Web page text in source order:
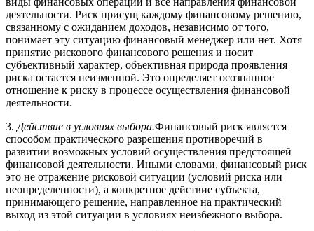
деятельности. Риск присущ каждому финансовому решению,
связанному с ожиданием доходов, независимо от того,
понимает эту ситуацию финансовый менеджер или нет. Хотя
принятие рискового финансового решения и носит
субъективный характер, объективная природа проявления
риска остается неизменной. Это определяет осознанное
отношение к риску в процессе осуществления финансовой
деятельности.
3. Действие в условиях выбора.Финансовый риск является
способом практического разрешения противоречий в
развитии возможных условий осуществления предстоящей
финансовой деятельности. Иными словами, финансовый риск
это не отражение рисковой ситуации (условий риска или
неопределенности), а конкретное действие субъекта,
принимающего решение, направленное на практический
выход из этой ситуации в условиях неизбежного выбора.